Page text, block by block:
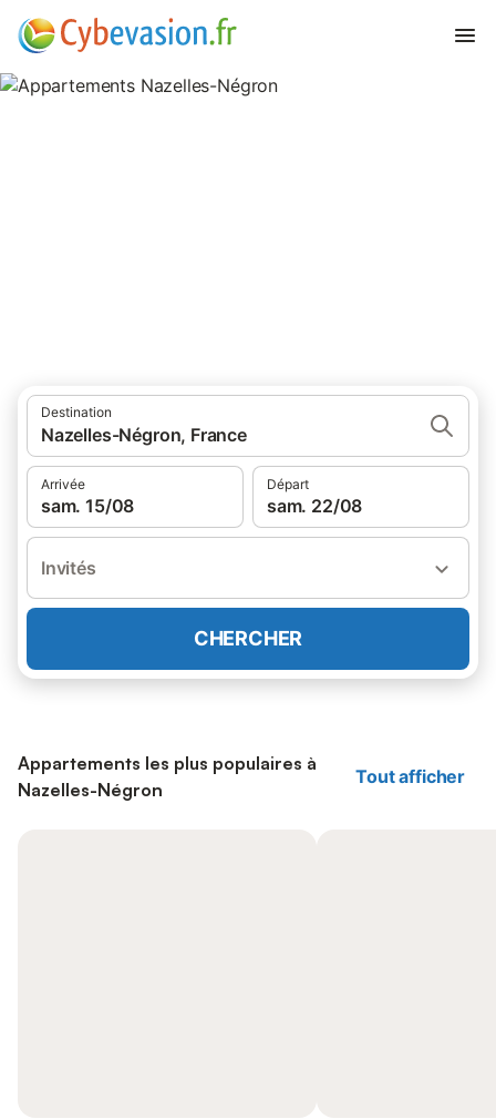
Destination
Nazelles-Négron, France
Arrivée
sam. 15/08
Départ
sam. 22/08
Invités
CHERCHER
Appartements les plus populaires à
Nazelles-Négron
Tout afficher